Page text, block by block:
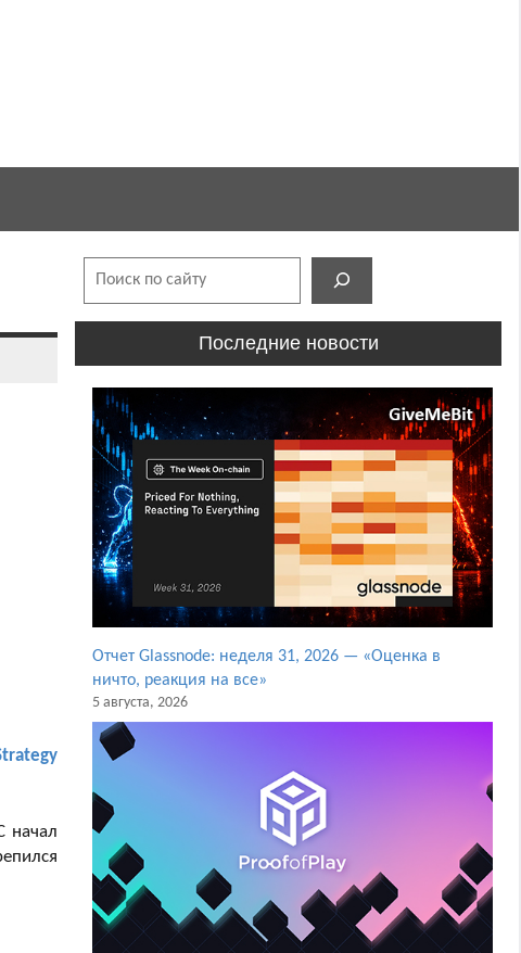
начал
Последние новости
Отчет Glassnode: неделя 31, 2026 — «Оценка в
ничто, реакция на все»
5 августа, 2026